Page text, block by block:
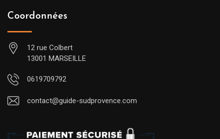
Coordonnées
12 rue Colbert
13001 MARSEILLE
0619709792
contact@guide-sudprovence.com